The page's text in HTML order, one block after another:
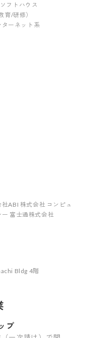
フトハウス
/研修）
ーネット系
ABI 株式会社 コンピュ
富士通株式会社
Bldg 4階
プ